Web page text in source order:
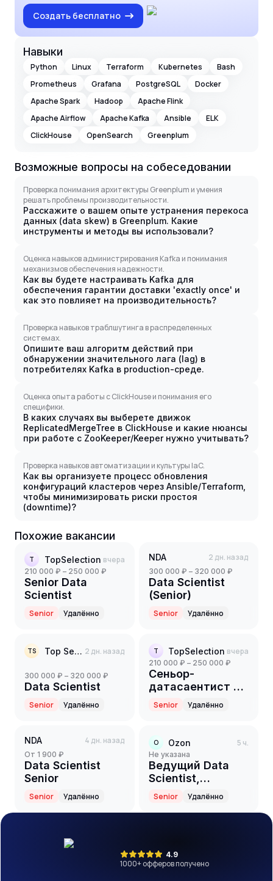
Создать бесплатно
Навыки
Python Linux Terraform Kubernetes
Bash
Prometheus
Grafana PostgreSQL
Docker
Apache Spark
Hadoop
Apache Flink
Apache Airflow
Apache Kafka Ansible
ELK
ClickHouse
OpenSearch Greenplum
Возможные вопросы на собеседовании
Проверка понимания архитектуры Greenplum и умения
решать проблемы производительности.
Расскажите о вашем опыте устранения перекоса
данных (data skew) в Greenplum. Какие
инструменты и методы вы использовали?
Оценка навыков администрирования Kafka и понимания
механизмов обеспечения надежности.
Как вы будете настраивать Kafka для
обеспечения гарантии доставки 'exactly once' и
как это повлияет на производительность?
Проверка навыков траблшутинга в распределенных
системах.
Опишите ваш алгоритм действий при
обнаружении значительного лага (lag) в
потребителях Kafka в production-среде.
Оценка опыта работы с ClickHouse и понимания его
специфики.
В каких случаях вы выберете движок
ReplicatedMergeTree в ClickHouse и какие нюансы
при работе с ZooKeeper/Keeper нужно учитывать?
Проверка навыков автоматизации и культуры IaC.
Как вы организуете процесс обновления
конфигураций кластеров через Ansible/Terraform,
чтобы минимизировать риски простоя
(downtime)?
Похожие вакансии
T TopSelection вчера
210 000 ₽ – 250 000 ₽
Senior Data
Scientist
Senior Удалённо
NDA 2 дн. назад
300 000 ₽ – 320 000 ₽
Data Scientist
(Senior)
Senior Удалённо
TS Top Selection 2 дн. назад
300 000 ₽ – 320 000 ₽
Data Scientist
Senior Удалённо
T TopSelection вчера
210 000 ₽ – 250 000 ₽
Сеньор-
датасаентист в
команду ML-
разработки
Senior Удалённо
NDA 4 дн. назад
от 1 900 ₽
Data Scientist
Senior
Senior Удалённо
O Ozon 5 ч.
Не указана
Ведущий Data
Scientist,
Возвраты ML
Senior Удалённо
4.9
1000+ офферов получено